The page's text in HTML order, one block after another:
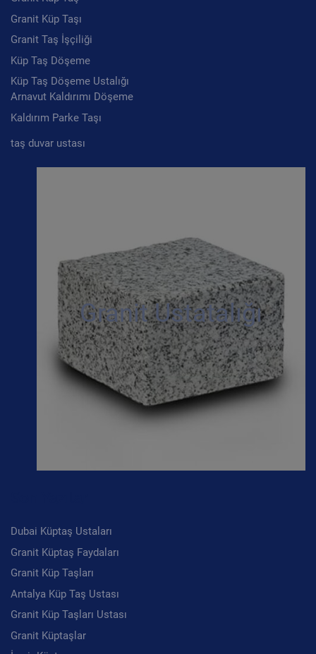
Granit Küp Taşı
Granit Taş İşçiliği
Küp Taş Döşeme
Küp Taş Döşeme Ustalığı
Arnavut Kaldırımı Döşeme
Kaldırım Parke Taşı
taş duvar ustası
Granit Ustatalığı
Dubai Küptaş Ustaları
Granit Küptaş Faydaları
Granit Küp Taşları
Antalya Küp Taş Ustası
Granit Küp Taşları Ustası
Granit Küptaşlar